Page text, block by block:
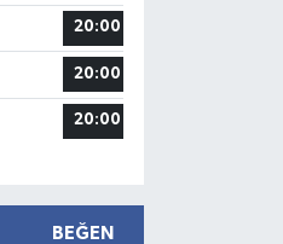
20:00
20:00
20:00
BEĞEN